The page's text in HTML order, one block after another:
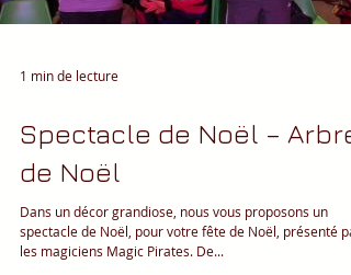
1 min de lecture
Spectacle de Noël – Arbre
de Noël